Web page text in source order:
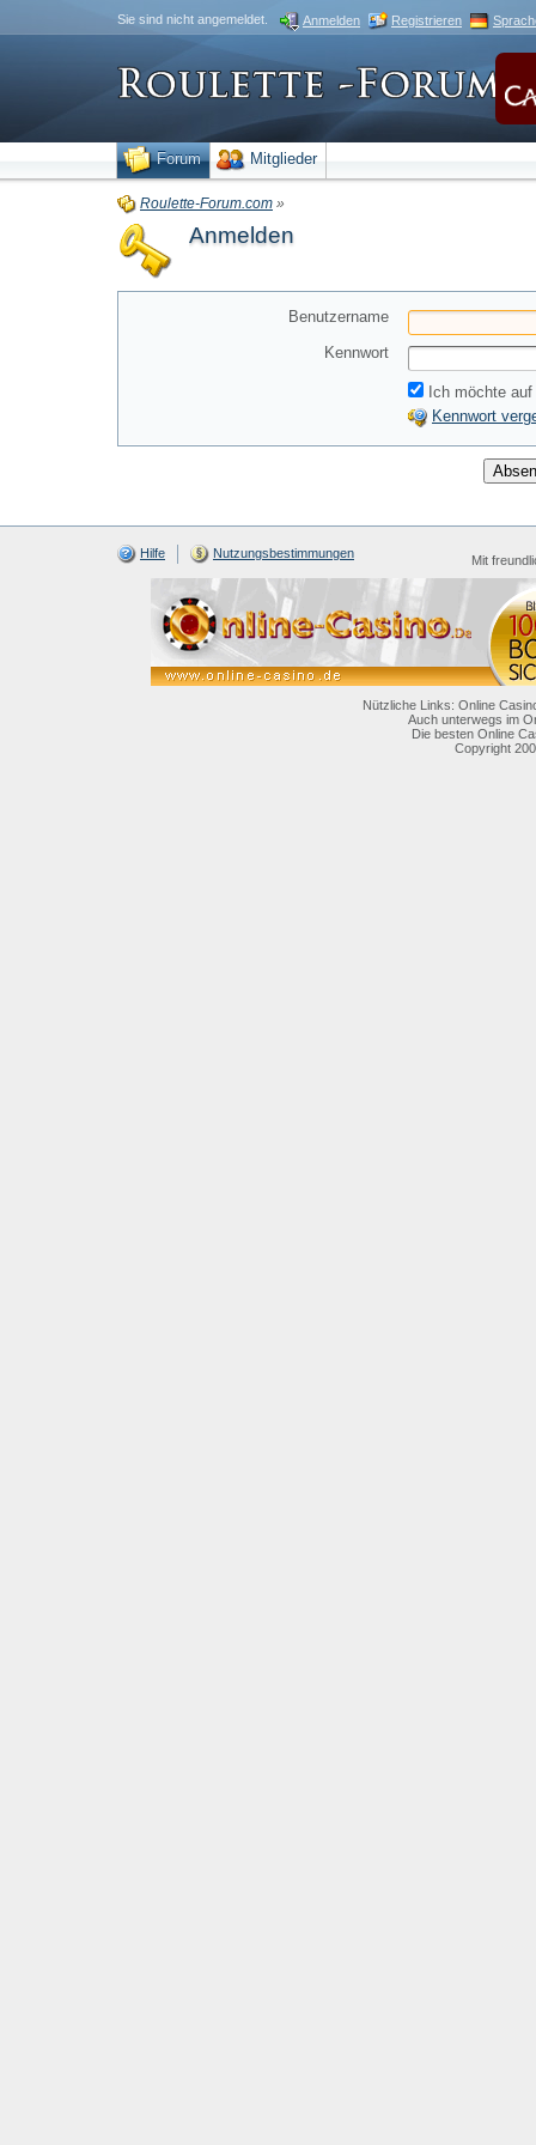
Sie sind nicht angemeldet. Anmelden Registrieren
Forum Mitglieder
Roulette-Forum.com »
Anmelden
Benutzername
Kennwort
Ich möchte
Kennwort
Hilfe Nutzungsbestimmungen
Mit
Nützliche Links: Online
Auch unterwegs im
Die besten Online
Copyright